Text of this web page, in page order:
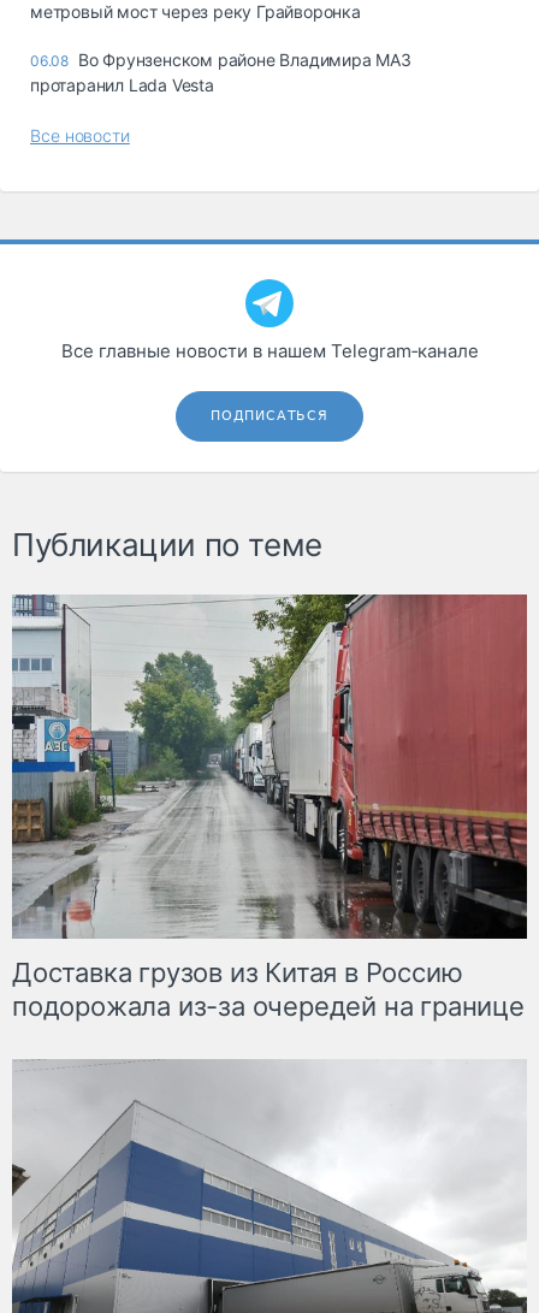
метровый мост через реку Грайворонка
06.08 Во Фрунзенском районе Владимира МАЗ
протаранил Lada Vesta
Все новости
Все главные новости в нашем Telegram‑канале
ПОДПИСАТЬСЯ
Публикации по теме
Доставка грузов из Китая в Россию
подорожала из-за очередей на границе